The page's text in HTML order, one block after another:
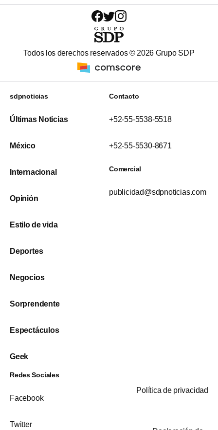
Todos los derechos reservados © 2026 Grupo SDP
sdpnoticias
Últimas Noticias
México
Internacional
Opinión
Estilo de vida
Deportes
Negocios
Sorprendente
Espectáculos
Geek
Contacto
+52-55-5538-5518
+52-55-5530-8671
Comercial
publicidad@sdpnoticias.com
Redes Sociales
Facebook
Twitter
Política de privacidad